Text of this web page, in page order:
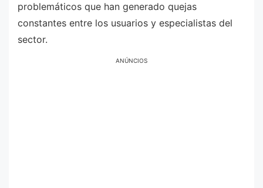
problemáticos que han generado quejas
constantes entre los usuarios y especialistas del
sector.
ANÚNCIOS